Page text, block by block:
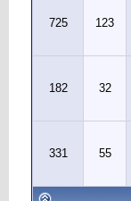
123
725
32
182
55
331